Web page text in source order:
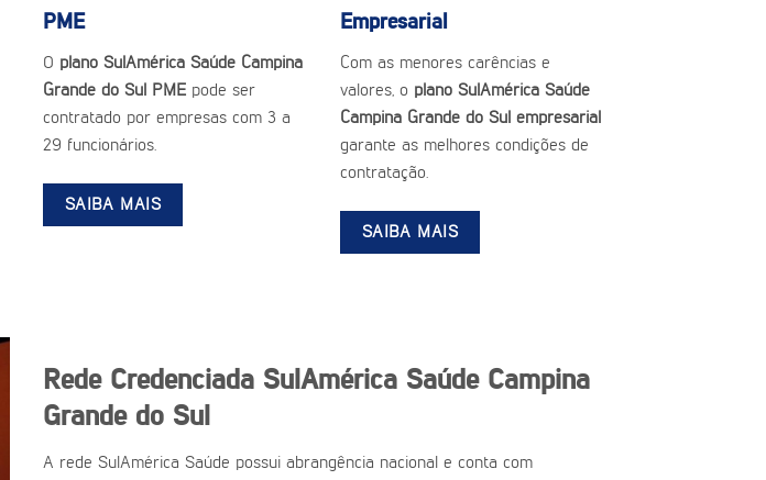
PME
O plano SulAmérica Saúde Campina
Grande do Sul PME pode ser
contratado por empresas com 3 a
29 funcionários.
SAIBA MAIS
Empresarial
Com as menores carências e
valores, o plano SulAmérica Saúde
Campina Grande do Sul empresarial
garante as melhores condições de
contratação.
SAIBA MAIS
Rede Credenciada SulAmérica Saúde Campina
Grande do Sul
A rede SulAmérica Saúde possui abrangência nacional e conta com